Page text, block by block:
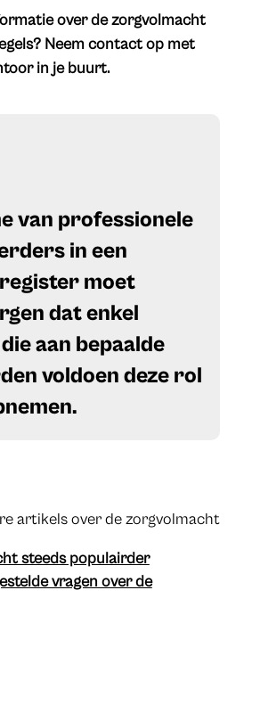
over de zorgvolmacht
Neem contact op met
in je buurt.
van professionele
in een
moet
dat enkel
aan bepaalde
voldoen deze rol
artikels over de zorgvolmacht
steeds populairder
vragen over de